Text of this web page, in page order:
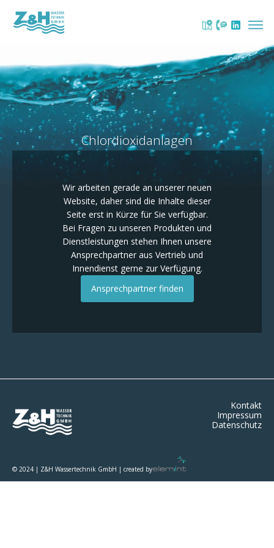
Chlordioxidanlagen
Wir arbeiten gerade an unserer neuen
Website, daher sind die Inhalte dieser
Seite erst in Kürze für Sie verfügbar.
Bei Fragen zu unseren Produkten und
Dienstleistungen stehen Ihnen unsere
Ansprechpartner aus Vertrieb und
Innendienst gerne zur Verfügung.
Ansprechpartner finden
Kontakt
Impressum
Datenschutz
© 2024 | Z&H Wassertechnik GmbH | created by